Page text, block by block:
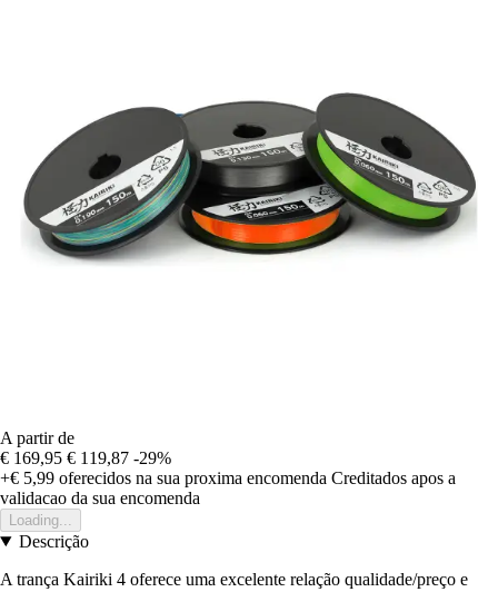
A partir de
€ 169,95 € 119,87 -29%
+€ 5,99 oferecidos na sua proxima encomenda Creditados apos a
validacao da sua encomenda
Loading...
Descrição
A trança Kairiki 4 oferece uma excelente relação qualidade/preço e